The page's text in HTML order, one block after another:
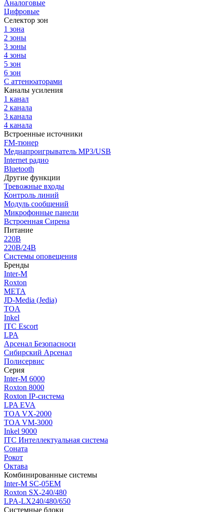
Аналоговые
Цифровые
Селектор зон
1 зона
2 зоны
3 зоны
4 зоны
5 зон
6 зон
С аттенюаторами
Каналы усиления
1 канал
2 канала
3 канала
4 канала
Встроенные источники
FM-тюнер
Медиапроигрыватель MP3/USB
Internet радио
Bluetooth
Другие функции
Тревожные входы
Контроль линий
Модуль сообщений
Микрофонные панели
Встроенная Сирена
Питание
220В
220В/24В
Системы оповещения
Бренды
Inter-M
Roxton
МЕТА
JD-Media (Jedia)
TOA
Inkel
ITC Escort
LPA
Арсенал Безопасноси
Сибирский Арсенал
Полисервис
Серия
Inter-M 6000
Roxton 8000
Roxton IP-система
LPA EVA
TOA VX-2000
TOA VM-3000
Inkel 9000
ITC Интеллектуальная система
Соната
Рокот
Октава
Комбинированные системы
Inter-M SC-05EM
Roxton SX-240/480
LPA-LX240/480/650
Системные блоки